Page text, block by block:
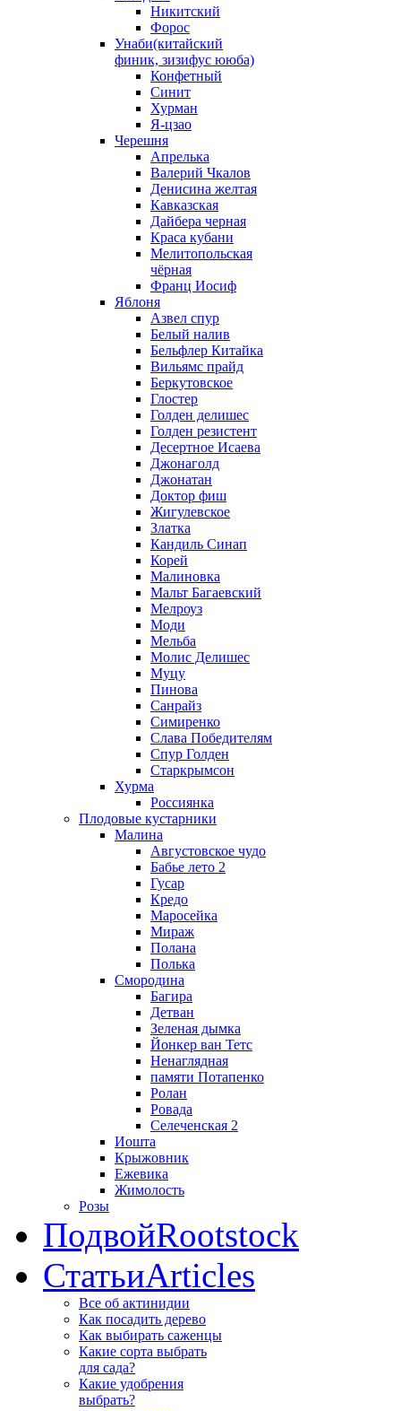
Никитский
Форос
Унаби(китайский
финик, зизифус ююба)
Конфетный
Синит
Хурман
Я-цзао
Черешня
Апрелька
Валерий Чкалов
Денисина желтая
Кавказская
Дайбера черная
Краса кубани
Мелитопольская
чёрная
Франц Иосиф
Яблоня
Азвел спур
Белый налив
Бельфлер Китайка
Вильямс прайд
Беркутовское
Глостер
Голден делишес
Голден резистент
Десертное Исаева
Джонаголд
Джонатан
Доктор фиш
Жигулевское
Златка
Кандиль Синап
Корей
Малиновка
Мальт Багаевский
Мелроуз
Моди
Мельба
Молис Делишес
Муцу
Пинова
Санрайз
Симиренко
Слава Победителям
Спур Голден
Старкрымсон
Хурма
Россиянка
Плодовые кустарники
Малина
Августовское чудо
Бабье лето 2
Гусар
Кредо
Маросейка
Мираж
Полана
Полька
Смородина
Багира
Детван
Зеленая дымка
Йонкер ван Тетс
Ненаглядная
памяти Потапенко
Ролан
Ровада
Селеченская 2
Иошта
Крыжовник
Ежевика
Жимолость
Розы
ПодвойRootstock
СтатьиArticles
Все об актинидии
Как посадить дерево
Как выбирать саженцы
Какие сорта выбрать
для сада?
Какие удобрения
выбрать?